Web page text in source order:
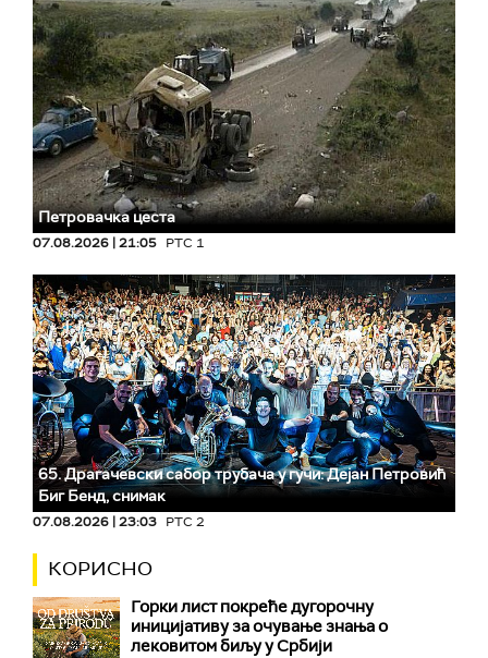
Петровачка цеста
07.08.2026 | 21:05 РТС 1
65. Драгачевски сабор трубача у гучи: Дејан Петровић
Биг Бeнд, снимак
07.08.2026 | 23:03 РТС 2
КОРИСНО
Горки лист покреће дугорочну
иницијативу за очување знања о
лековитом биљу у Србији